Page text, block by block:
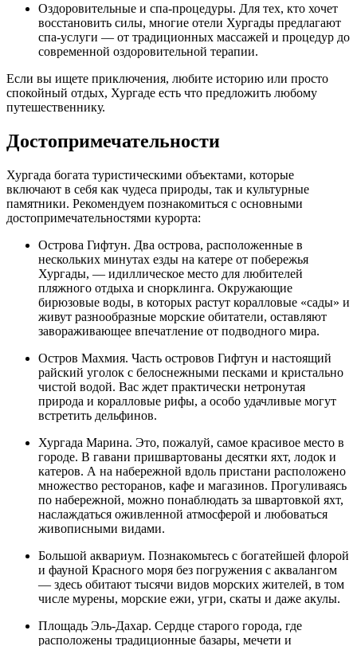
Оздоровительные и спа-процедуры. Для тех, кто хочет
восстановить силы, многие отели Хургады предлагают
спа-услуги — от традиционных массажей и процедур до
современной оздоровительной терапии.
Если вы ищете приключения, любите историю или просто
спокойный отдых, Хургаде есть что предложить любому
путешественнику.
Достопримечательности
Хургада богата туристическими объектами, которые
включают в себя как чудеса природы, так и культурные
памятники. Рекомендуем познакомиться с основными
достопримечательностями курорта:
Острова Гифтун. Два острова, расположенные в
нескольких минутах езды на катере от побережья
Хургады, — идиллическое место для любителей
пляжного отдыха и снорклинга. Окружающие
бирюзовые воды, в которых растут коралловые «сады» и
живут разнообразные морские обитатели, оставляют
завораживающее впечатление от подводного мира.
Остров Махмия. Часть островов Гифтун и настоящий
райский уголок с белоснежными песками и кристально
чистой водой. Вас ждет практически нетронутая
природа и коралловые рифы, а особо удачливые могут
встретить дельфинов.
Хургада Марина. Это, пожалуй, самое красивое место в
городе. В гавани пришвартованы десятки яхт, лодок и
катеров. А на набережной вдоль пристани расположено
множество ресторанов, кафе и магазинов. Прогуливаясь
по набережной, можно понаблюдать за швартовкой яхт,
наслаждаться оживленной атмосферой и любоваться
живописными видами.
Большой аквариум. Познакомьтесь с богатейшей флорой
и фауной Красного моря без погружения с аквалангом
— здесь обитают тысячи видов морских жителей, в том
числе мурены, морские ежи, угри, скаты и даже акулы.
Площадь Эль-Дахар. Сердце старого города, где
расположены традиционные базары, мечети и